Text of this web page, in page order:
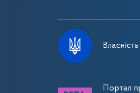
Портал